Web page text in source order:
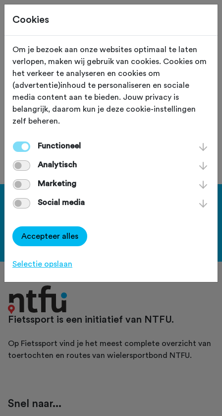
Meint Beukema Classic
donderdag 28 december 2023
28 december 2023.
Haal meer uit Fietssport en ga
Bekijk de voordelen
Fietssport is een initiatief van NTFU.
Op Fietssport vind je het meest complete overzicht van
toertochten en routes van wielersportbond NTFU.
Snel naar...
Cookies
Om je bezoek aan onze websites optimaal te laten
verlopen, maken wij gebruik van cookies. Cookies om
het verkeer te analyseren en cookies om
(advertentie)inhoud te personaliseren en sociale
media content aan te bieden. Jouw privacy is
belangrijk, daarom kun je deze cookie-instellingen
zelf beheren.
Functioneel
Analytisch
Marketing
Social media
Accepteer alles
Selectie opslaan